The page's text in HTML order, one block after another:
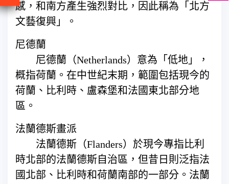
感，和南方產生強烈對比，因此稱為「北方
文藝復興」。
尼德蘭
尼德蘭（Netherlands）意為「低地」，
概指荷蘭。在中世紀末期，範圍包括現今的
荷蘭、比利時、盧森堡和法國東北部分地
區。
法蘭德斯畫派
法蘭德斯（Flanders）於現今專指比利
時北部的法蘭德斯自治區，但昔日則泛指法
國北部、比利時和荷蘭南部的一部分。法蘭